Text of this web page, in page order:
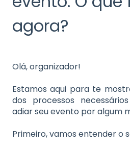
agora?
Olá, organizador!
Estamos aqui para te
dos processos
adiar seu evento por algum
Primeiro, vamos entender o